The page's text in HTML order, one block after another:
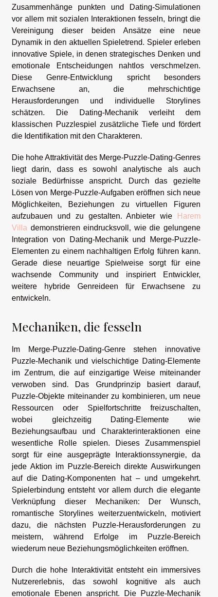
Zusammenhänge punkten und Dating-Simulationen
vor allem mit sozialen Interaktionen fesseln, bringt die
Vereinigung dieser beiden Ansätze eine neue
Dynamik in den aktuellen Spieletrend. Spieler erleben
innovative Spiele, in denen strategisches Denken und
emotionale Entscheidungen nahtlos verschmelzen.
Diese Genre-Entwicklung spricht besonders
Erwachsene an, die mehrschichtige
Herausforderungen und individuelle Storylines
schätzen. Die Dating-Mechanik verleiht dem
klassischen Puzzlespiel zusätzliche Tiefe und fördert
die Identifikation mit den Charakteren.
Die hohe Attraktivität des Merge-Puzzle-Dating-Genres
liegt darin, dass es sowohl analytische als auch
soziale Bedürfnisse anspricht. Durch das gezielte
Lösen von Merge-Puzzle-Aufgaben eröffnen sich neue
Möglichkeiten, Beziehungen zu virtuellen Figuren
aufzubauen und zu gestalten. Anbieter wie
Harem
Villa demonstrieren eindrucksvoll, wie die gelungene
Integration von Dating-Mechanik und Merge-Puzzle-
Elementen zu einem nachhaltigen Erfolg führen kann.
Gerade diese neuartige Spielweise sorgt für eine
wachsende Community und inspiriert Entwickler,
weitere hybride Genreideen für Erwachsene zu
entwickeln.
Mechaniken, die fesseln
Im Merge-Puzzle-Dating-Genre stehen innovative
Puzzle-Mechanik und vielschichtige Dating-Elemente
im Zentrum, die auf einzigartige Weise miteinander
verwoben sind. Das Grundprinzip basiert darauf,
Puzzle-Objekte miteinander zu kombinieren, um neue
Ressourcen oder Spielfortschritte freizuschalten,
wobei gleichzeitig Dating-Elemente wie
Beziehungsaufbau und Charakterinteraktionen eine
wesentliche Rolle spielen. Dieses Zusammenspiel
sorgt für eine ausgeprägte Interaktionssynergie, da
jede Aktion im Puzzle-Bereich direkte Auswirkungen
auf die Dating-Komponenten hat – und umgekehrt.
Spielerbindung entsteht vor allem durch die elegante
Verknüpfung dieser Mechaniken: Der Wunsch,
romantische Storylines weiterzuentwickeln, motiviert
dazu, die nächsten Puzzle-Herausforderungen zu
meistern, während Erfolge im Puzzle-Bereich
wiederum neue Beziehungsmöglichkeiten eröffnen.
Durch die hohe Interaktivität entsteht ein immersives
Nutzererlebnis, das sowohl kognitive als auch
emotionale Ebenen anspricht. Die Puzzle-Mechanik